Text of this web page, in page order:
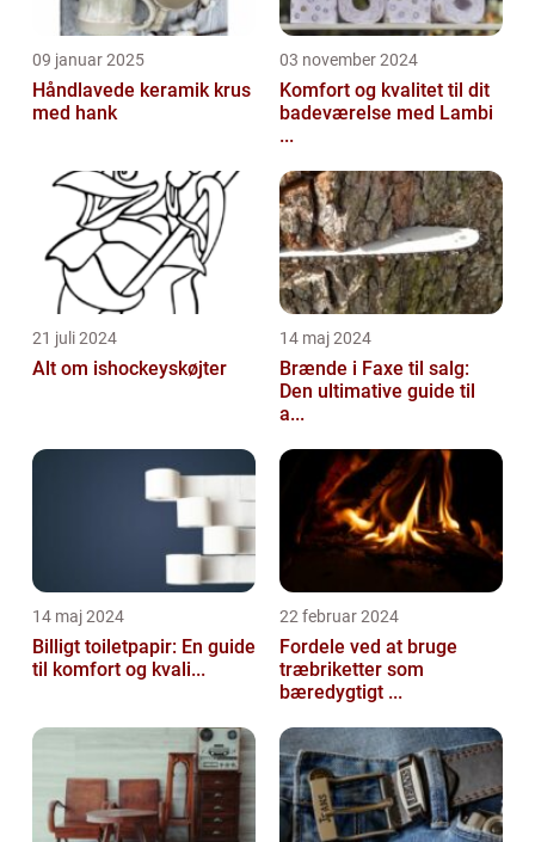
09 januar 2025
Håndlavede keramik krus
med hank
03 november 2024
Komfort og kvalitet til dit
badeværelse med Lambi
...
21 juli 2024
Alt om ishockeyskøjter
14 maj 2024
Brænde i Faxe til salg:
Den ultimative guide til
a...
14 maj 2024
Billigt toiletpapir: En guide
til komfort og kvali...
22 februar 2024
Fordele ved at bruge
træbriketter som
bæredygtigt ...